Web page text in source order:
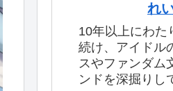
れ
10年以上にわた
続け、アイドル
スやファンダム
ンドを深掘りし